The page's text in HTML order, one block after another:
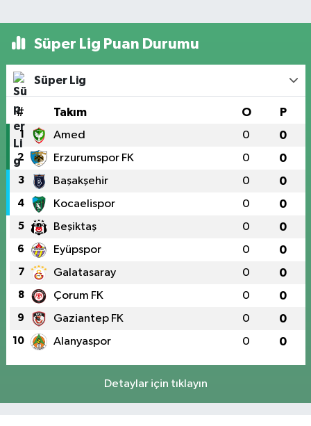
Süper Lig Puan Durumu
Süper Lig
# Takım O P
1 Amed 0 0
2 Erzurumspor FK 0 0
3 Başakşehir 0 0
4 Kocaelispor 0 0
5 Beşiktaş 0 0
6 Eyüpspor 0 0
7 Galatasaray 0 0
8 Çorum FK 0 0
9 Gaziantep FK 0 0
10 Alanyaspor 0 0
Detaylar için tıklayın